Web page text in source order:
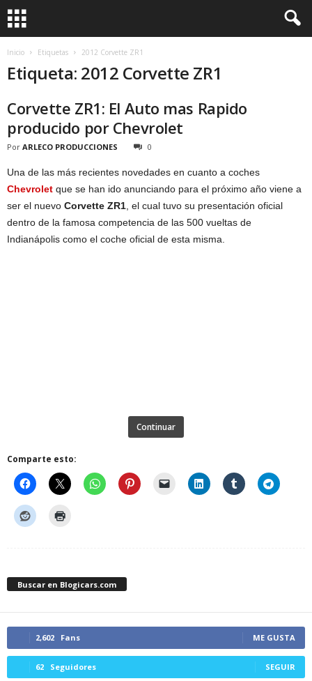
Inicio Etiquetas 2012 Corvette ZR1
Etiqueta: 2012 Corvette ZR1
Corvette ZR1: El Auto mas Rapido
producido por Chevrolet
Por ARLECO PRODUCCIONES 0
Una de las más recientes novedades en cuanto a coches
Chevrolet que se han ido anunciando para el próximo año viene a
ser el nuevo Corvette ZR1 , el cual tuvo su presentación oficial
dentro de la famosa competencia de las 500 vueltas de
Indianápolis como el coche oficial de esta misma.
Continuar
Comparte esto:
Buscar en Blogicars.com
2,602 Fans ME GUSTA
62 Seguidores SEGUIR